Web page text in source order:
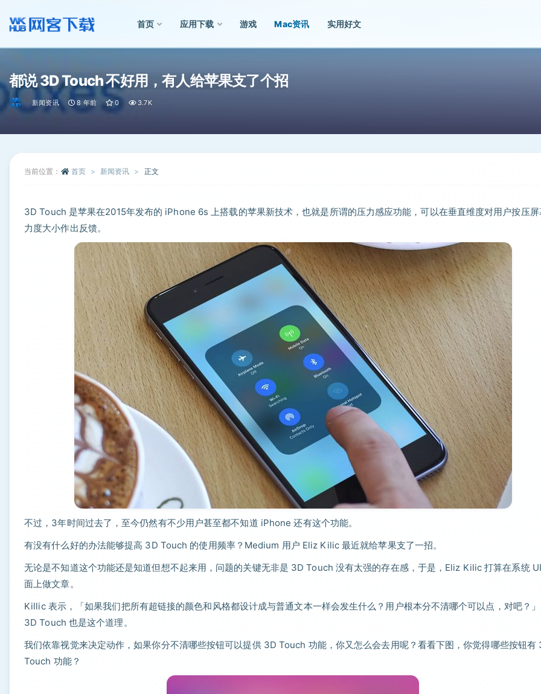
首页 应用下载 游戏 Mac资讯 实用好文
都说 3D Touch 不好用，有人给苹果支了个招
新闻资讯 8 年前 0 3.7K
当前位置： 首页 新闻资讯 正文
3D Touch 是苹果在2015年发布的 iPhone 6s 上搭载的苹果新技术，也就是所谓的压力感应功能，可以在垂直维度对用户按压
力度大小作出反馈。
不过，3年时间过去了，至今仍然有不少用户甚至都不知道 iPhone 还有这个功能。
有没有什么好的办法能够提高 3D Touch 的使用频率？Medium 用户 Eliz Kilic 最近就给苹果支了一招。
无论是不知道这个功能还是知道但想不起来用，问题的关键无非是 3D Touch 没有太强的存在感，于是，Eliz Kilic 打算在系统
面上做文章。
Killic 表示，「如果我们把所有超链接的颜色和风格都设计成与普通文本一样会发生什么？用户根本分不清哪个可以点，对吧？
3D Touch 也是这个道理。
我们依靠视觉来决定动作，如果你分不清哪些按钮可以提供 3D Touch 功能，你又怎么会去用呢？看看下图，你觉得哪些按钮有
Touch 功能？